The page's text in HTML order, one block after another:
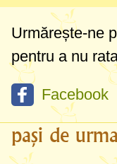
Urmărește-ne
pentru a nu
Facebook
pași de